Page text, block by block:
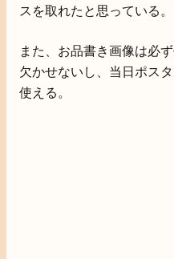
スを取れたと思っている。
また、お品書き画像は必
欠かせないし、当日ポス
使える。